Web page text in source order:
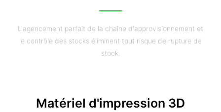
L'agencement parfait de la chaîne d'approvisionnement et
le contrôle des stocks éliminent tout risque de rupture de
stock.
Matériel d'impression 3D